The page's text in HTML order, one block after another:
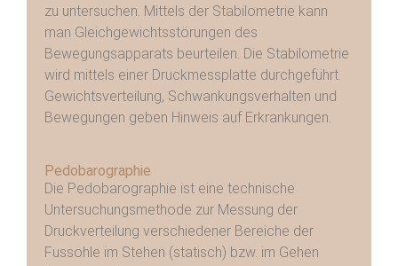
zu untersuchen. Mittels der Stabilometrie kann
man Gleichgewichtsstörungen des
Bewegungsapparats beurteilen. Die Stabilometrie
wird mittels einer Druckmessplatte durchgeführt.
Gewichtsverteilung, Schwankungsverhalten und
Bewegungen geben Hinweis auf Erkrankungen.
Pedobarographie
Die Pedobarographie ist eine technische
Untersuchungsmethode zur Messung der
Druckverteilung verschiedener Bereiche der
Fussohle im Stehen (statisch) bzw. im Gehen